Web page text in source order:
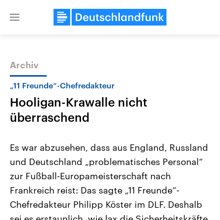
Close
Themen
Landtagswahl Sachsen-Anhalt
2026
Alle Informationen
Sachsen-Anhalt wählt am 6.
September 2026 einen neuen
Landtag. Seit 2021 wird das
Bundesland von einer Koalition aus
USA
Aktuelle Beiträge,
Hintergründe
Wirtschaftlich und
gehören die Vereinigten
den mächtigsten Ländern
mit großem Einfluss auf
Archiv
„11 Freunde“-Chefredakteur
Hooligan-Krawalle nicht
überraschend
Es war abzusehen, dass aus England, Russland
und Deutschland „problematisches Personal“
zur Fußball-Europameisterschaft nach
Frankreich reist: Das sagte „11 Freunde“-
Chefredakteur Philipp Köster im DLF. Deshalb